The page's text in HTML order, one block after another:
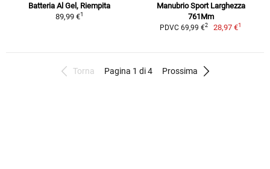
Batteria Al Gel, Riempita
89,99 €1
Manubrio Sport Larghezza
761Mm
PDVC 69,99 €2 28,97 €1
Torna Pagina 1 di 4 Prossima